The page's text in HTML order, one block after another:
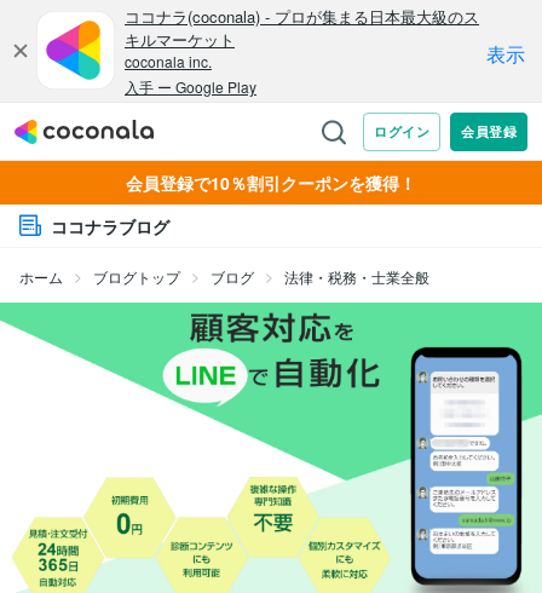
会員登録で10％割引クーポンを獲得！
ココナラブログ
ホーム ブログトップ ブログ 法律・税務・士業全般